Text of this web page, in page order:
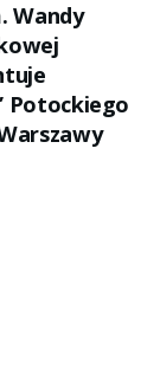
Wandy
Potockiego